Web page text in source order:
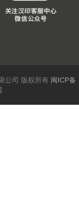
公司 版权所有 闽ICP备